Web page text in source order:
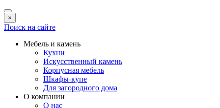
×
Поиск на сайте
Мебель и камень
Кухни
Искусственный камень
Корпусная мебель
Шкафы-купе
Для загородного дома
О компании
О нас